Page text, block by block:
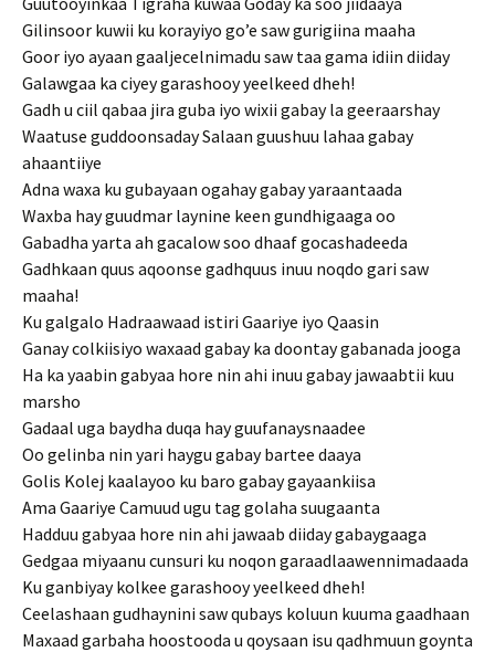
Gilinsoor kuwii ku korayiyo go’e saw gurigiina maaha
Goor iyo ayaan gaaljecelnimadu saw taa gama idiin diiday
Galawgaa ka ciyey garashooy yeelkeed dheh!
Gadh u ciil qabaa jira guba iyo wixii gabay la geeraarshay
Waatuse guddoonsaday Salaan guushuu lahaa gabay
ahaantiiye
Adna waxa ku gubayaan ogahay gabay yaraantaada
Waxba hay guudmar laynine keen gundhigaaga oo
Gabadha yarta ah gacalow soo dhaaf gocashadeeda
Gadhkaan quus aqoonse gadhquus inuu noqdo gari saw
maaha!
Ku galgalo Hadraawaad istiri Gaariye iyo Qaasin
Ganay colkiisiyo waxaad gabay ka doontay gabanada jooga
Ha ka yaabin gabyaa hore nin ahi inuu gabay jawaabtii kuu
marsho
Gadaal uga baydha duqa hay guufanaysnaadee
Oo gelinba nin yari haygu gabay bartee daaya
Golis Kolej kaalayoo ku baro gabay gayaankiisa
Ama Gaariye Camuud ugu tag golaha suugaanta
Hadduu gabyaa hore nin ahi jawaab diiday gabaygaaga
Gedgaa miyaanu cunsuri ku noqon garaadlaawennimadaada
Ku ganbiyay kolkee garashooy yeelkeed dheh!
Ceelashaan gudhaynini saw qubays koluun kuuma gaadhaan
Maxaad garbaha hoostooda u qoysaan isu qadhmuun goynta